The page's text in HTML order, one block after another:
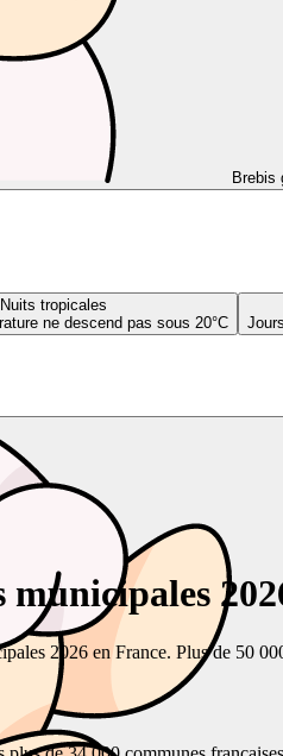
Brebis
Nuits tropicales
ne descend pas sous 20°C
2026 en France. Plus de 50